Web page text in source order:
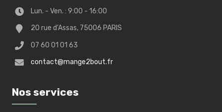
Lun. - Ven. : 9:00 - 16:00
20 rue d'Assas, 75006 PARIS
07 60 01 01 63
contact@mange2bout.fr
Nos services